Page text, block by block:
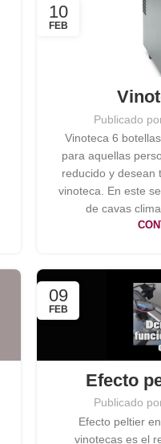
10
FEB
Publicado
Vinoteca 6
para aquellas
reducido y desean
vinoteca. En este
de cavas
09
FEB
Efecto
Publicado
Efecto peltier
vinotecas es el